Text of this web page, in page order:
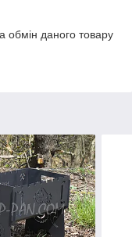
обмін даного товару